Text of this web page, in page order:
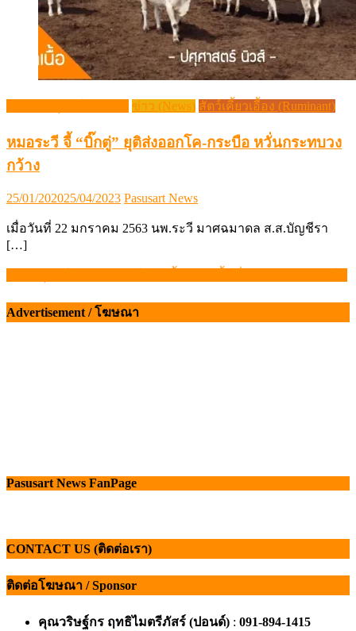
ข่าว (News) สัตว์เคี้ยวเอื้อง (Ruminant)
หมอระวี จี้ “บิ๊กตู่” ยุติส่งออกโค-กระบือ หวั่นกระทบวง
กว้าง
Posted
25/01/202025/04/2023 Author
Pasusart News
เมื่อวันที่ 22 มกราคม 2563 นพ.ระวี มาศฉมาดล ส.ส.บัญชีรา
[…]
แนะแนว
เรื่อง
Advertisement / โฆษณา
Pasusart News FanPage
CONTACT US (ติดต่อเรา)
ติดต่อโฆษณา / Sponsor
คุณวริษฐ์กร ฤทธิไมตรีภัสร์ (ปอนด์) : 091-894-1415